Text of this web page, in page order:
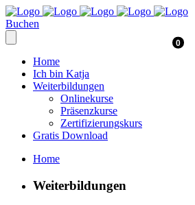
Buchen
0
Home
Ich bin Katja
Weiterbildungen
Onlinekurse
Präsenzkurse
Zertifizierungskurs
Gratis Download
Home
Weiterbildungen